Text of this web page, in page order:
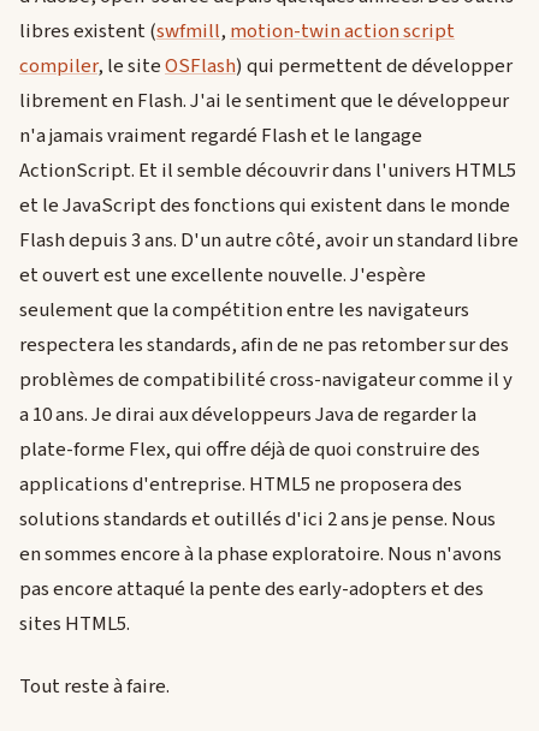
libres existent (swfmill,motion-twin action script
compiler, le siteOSFlash) qui permettent de développer
librement en Flash. J'ai le sentiment que le développeur
n'a jamais vraiment regardé Flash et le langage
ActionScript. Et il semble découvrir dans l'univers HTML5
et le JavaScript des fonctions qui existent dans le monde
Flash depuis 3 ans. D'un autre côté, avoir un standard libre
et ouvert est une excellente nouvelle. J'espère
seulement que la compétition entre les navigateurs
respectera les standards, afin de ne pas retomber sur des
problèmes de compatibilité cross-navigateur comme il y
a 10 ans. Je dirai aux développeurs Java de regarder la
plate-forme Flex, qui offre déjà de quoi construire des
applications d'entreprise. HTML5 ne proposera des
solutions standards et outillés d'ici 2 ans je pense. Nous
en sommes encore à la phase exploratoire. Nous n'avons
pas encore attaqué la pente des early-adopters et des
sites HTML5.
Tout reste à faire.